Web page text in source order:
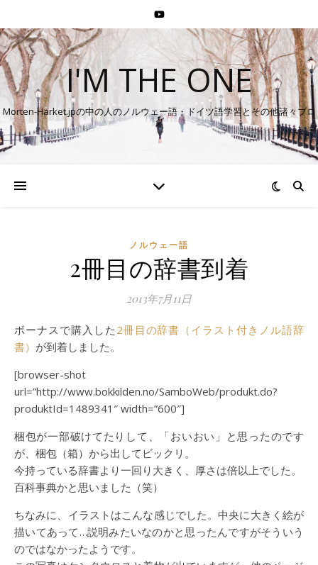
I'M THE ONE
Morten-Harket.jpの中の人のノルウェー語・ドイツ語学習とその他諸々ブロ
グ
ノルウェー語
2冊目の辞書到着
2013年7月11日
ボーナスで購入した 2冊目の辞書（イラスト付きノル語辞
書） が到着しました。
[browser-shot
url=”http://www.bokkilden.no/SamboWeb/produkt.do?
produktId=1489341″ width=”600″]
梱包が一部破けてたりして、「おいおい」と思ったのです
が、梱包（箱）から出してビックリ。
今持っている辞書より一回り大きく、厚さは倍以上でした。
百科事典かと思いました（笑）
ちなみに、イラストはこんな感じでした。中央に大きく絵が
描いてあって…説明みたいなのかと思ったんですがそういう
のではなかったようです。